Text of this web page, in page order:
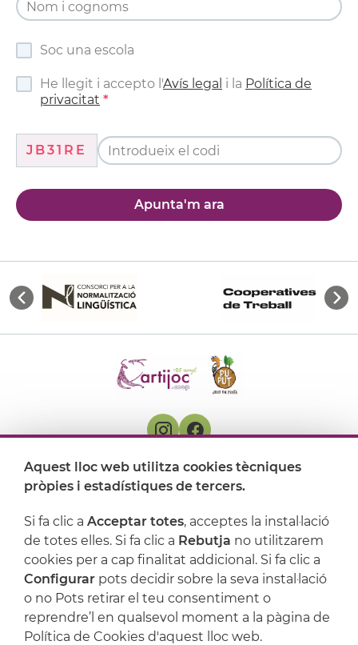
Soc una escola
He llegit i accepto l'Avís legal i la Política de
privacitat
JB31RE
Apunta'm ara
On ens trobem
Suport
Aquest lloc web utilitza cookies tècniques
pròpies i estadístiques de tercers.
Si fa clic a Acceptar totes, acceptes la instal·lació
de totes elles. Si fa clic a Rebutja no utilitzarem
cookies per a cap finalitat addicional. Si fa clic a
Configurar pots decidir sobre la seva instal·lació
o no Pots retirar el teu consentiment o
reprendre’l en qualsevol moment a la pàgina de
Política de Cookies d'aquest lloc web.